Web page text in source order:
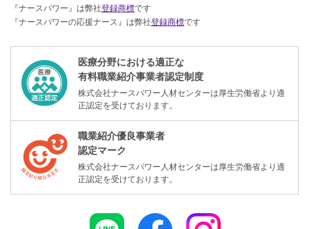
『ナースパワー』は弊社登録商標です
『ナースパワーの応援ナース』は弊社登録商標です
医療分野における適正な
有料職業紹介事業者認定制度
株式会社ナースパワー人材センターは厚生労働省より適
正認定を受けております。
職業紹介優良事業者
認定マーク
株式会社ナースパワー人材センターは厚生労働省より適
正認定を受けております。